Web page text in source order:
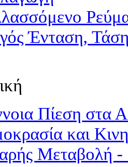
Ένταση,
Πίεση στα
και
Μεταβολή